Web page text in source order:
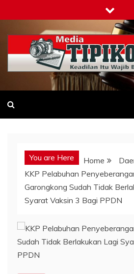
to
content
Tipikor-ri-online.my.id
Keadilan Itu Wajib Bersih
You are Here Home
KKP Pelabuhan
Garongkong Sudah Tidak
Syarat Vaksin 3 Bagi PPDN